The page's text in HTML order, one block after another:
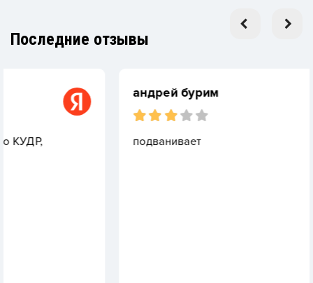
Последние отзывы
андрей бурим